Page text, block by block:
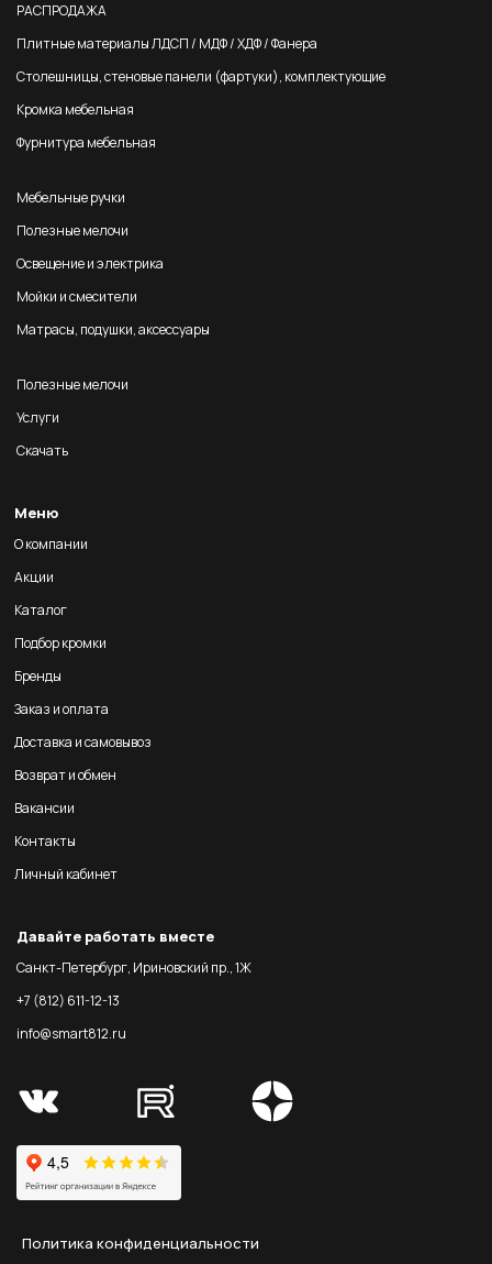
РАСПРОДАЖА
Плитные материалы ЛДСП / МДФ / ХДФ / Фанера
Столешницы, стеновые панели (фартуки), комплектующие
Кромка мебельная
Фурнитура мебельная
Мебельные ручки
Полезные мелочи
Освещение и электрика
Мойки и смесители
Матрасы, подушки, аксессуары
Полезные мелочи
Услуги
Скачать
Меню
О компании
Акции
Каталог
Подбор кромки
Бренды
Заказ и оплата
Доставка и самовывоз
Возврат и обмен
Вакансии
Контакты
Личный кабинет
Давайте работать вместе
Санкт-Петербург, Ириновский пр., 1Ж
+7 (812) 611-12-13
info@smart812.ru
Политика конфиденциальности